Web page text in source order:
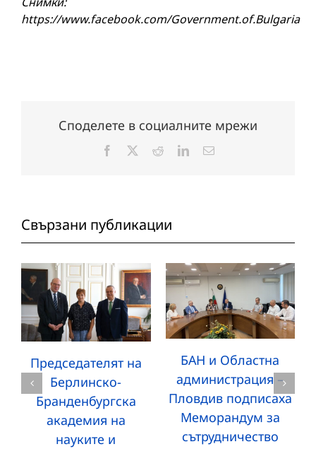
https://www.facebook.com/Government.of.Bulgaria
Споделете в социалните мрежи
Facebook RedditLinkedInЕлектронна
Свързани публикации
Председателят на
Берлинско-
Бранденбургска
академия на
науките и
БАН и Областна
администрация –
Пловдив подписаха
Меморандум за
сътрудничество